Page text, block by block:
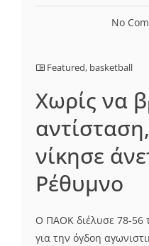
No
Featured, basketball
Χωρίς να
νίκησε
Ρέθυμνο
Ο ΠΑΟΚ διέλυσε 78-56
για την όγδοη